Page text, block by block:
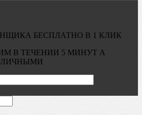
БЕСПЛАТНО В 1 КЛИК
В ТЕЧЕНИИ 5 МИНУТ А